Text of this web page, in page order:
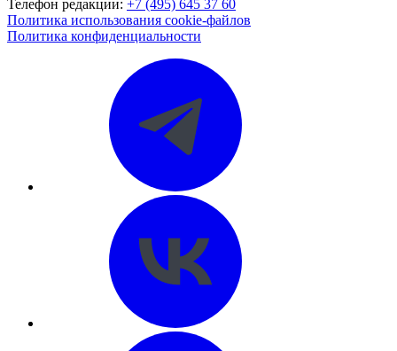
Телефон редакции: +7 (495) 645 37 60
Политика использования cookie-файлов
Политика конфиденциальности